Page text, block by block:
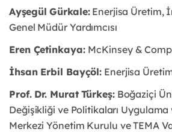
Ayşegül Gürkale: Enerjisa Üretim,
Genel Müdür Yardımcısı
Eren Çetinkaya: McKinsey &
İhsan Erbil Bayçöl: Enerjisa
Prof. Dr. Murat Türkeş: Boğaziçi
Değişikliği ve Politikaları Uygulama
Merkezi Yönetim Kurulu ve TEMA